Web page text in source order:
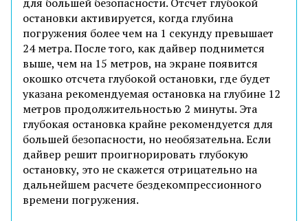
остановки активируется, когда глубина
погружения более чем на 1 секунду превышает
24 метра. После того, как дайвер поднимется
выше, чем на 15 метров, на экране появится
окошко отсчета глубокой остановки, где будет
указана рекомендуемая остановка на глубине 12
метров продолжительностью 2 минуты. Эта
глубокая остановка крайне рекомендуется для
большей безопасности, но необязательна. Если
дайвер решит проигнорировать глубокую
остановку, это не скажется отрицательно на
дальнейшем расчете бездекомпрессионного
времени погружения.